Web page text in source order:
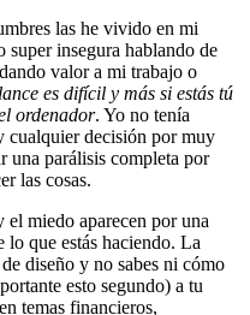
las he vivido en mi
super insegura hablando de
valor a mi trabajo o
es difícil y más si estás tú
ordenador. Yo no tenía
cualquier decisión por muy
una parálisis completa por
las cosas.
miedo aparecen por una
lo que estás haciendo. La
diseño y no sabes ni cómo
esto segundo) a tu
temas financieros,